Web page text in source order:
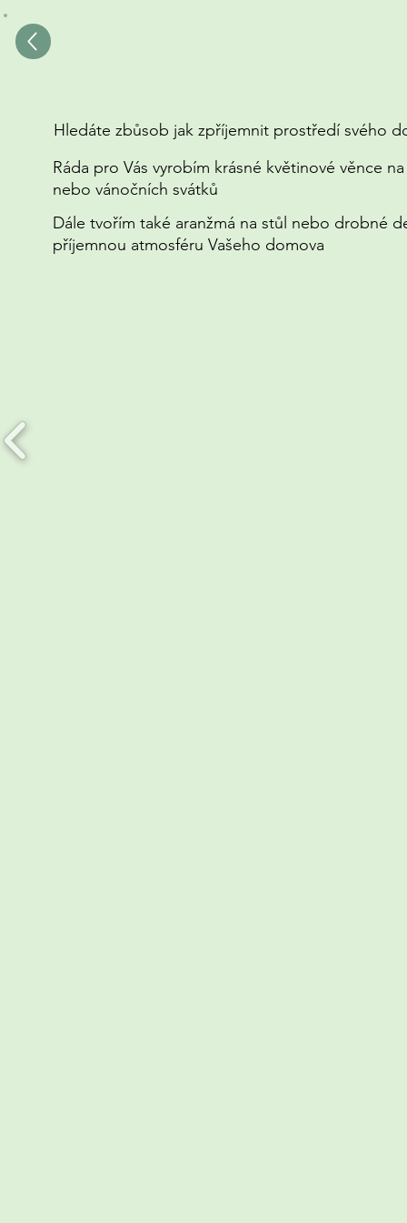
Hledáte zbůsob jak zpříjemnit prostředí svého
Ráda pro Vás vyrobím krásné květinové věnce
nebo vánočních svátků
Dále tvořím také aranžmá na stůl nebo drobné
příjemnou atmosféru Vašeho domova